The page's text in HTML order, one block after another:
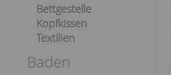
Bettgestelle
Kopfkissen
Textilien
Baden